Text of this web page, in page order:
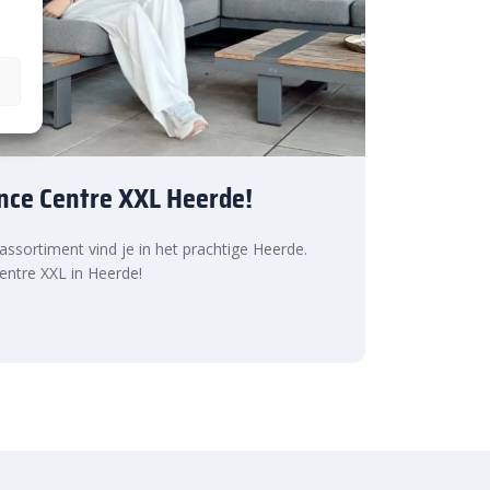
Centre XXL Heerde!
vind je in het prachtige Heerde.
XXL in Heerde!